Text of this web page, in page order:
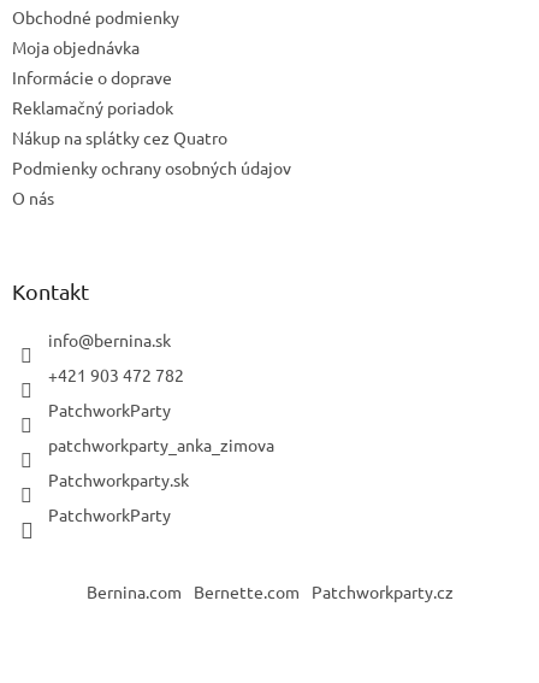
Obchodné podmienky
Moja objednávka
Informácie o doprave
Reklamačný poriadok
Nákup na splátky cez Quatro
Podmienky ochrany osobných údajov
O nás
Kontakt
info@bernina.sk
+421 903 472 782
PatchworkParty
patchworkparty_anka_zimova
Patchworkparty.sk
PatchworkParty
Bernina.com Bernette.com Patchworkparty.cz